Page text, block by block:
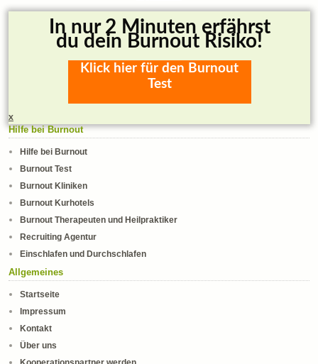
In nur 2 Minuten erfährst
du dein Burnout Risiko!
Klick hier für den Burnout
Test
x
Hilfe bei Burnout
Hilfe bei Burnout
Burnout Test
Burnout Kliniken
Burnout Kurhotels
Burnout Therapeuten und Heilpraktiker
Recruiting Agentur
Einschlafen und Durchschlafen
Allgemeines
Startseite
Impressum
Kontakt
Über uns